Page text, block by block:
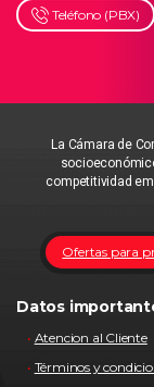
Teléfono (PBX)
La Cámara de
competitividad
Ofertas para
Datos
Atencion al Cliente
Términos y